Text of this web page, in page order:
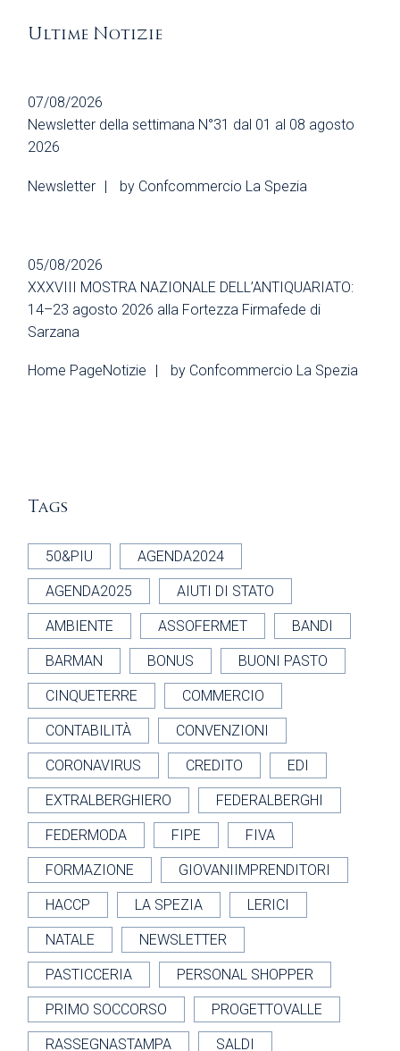
Ultime Notizie
07/08/2026
Newsletter della settimana N°31 dal 01 al 08 agosto
2026
Newsletter by Confcommercio La Spezia
05/08/2026
XXXVIII MOSTRA NAZIONALE DELL’ANTIQUARIATO:
14–23 agosto 2026 alla Fortezza Firmafede di
Sarzana
Home PageNotizie by Confcommercio La Spezia
Tags
50&PIU AGENDA2024
AGENDA2025 AIUTI DI STATO
AMBIENTE ASSOFERMET BANDI
BARMAN BONUS BUONI PASTO
CINQUETERRE COMMERCIO
CONTABILITÀ CONVENZIONI
CORONAVIRUS CREDITO EDI
EXTRALBERGHIERO FEDERALBERGHI
FEDERMODA FIPE FIVA
FORMAZIONE GIOVANIIMPRENDITORI
HACCP LA SPEZIA LERICI
NATALE NEWSLETTER
PASTICCERIA PERSONAL SHOPPER
PRIMO SOCCORSO PROGETTOVALLE
RASSEGNASTAMPA SALDI